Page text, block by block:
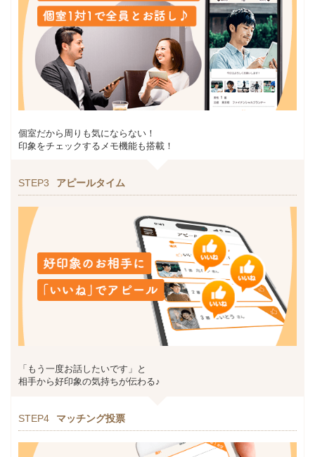
個室だから周りも気にならない！
印象をチェックするメモ機能も搭載！
STEP3 アピールタイム
「もう一度お話したいです」と
相手から好印象の気持ちが伝わる♪
STEP4 マッチング投票